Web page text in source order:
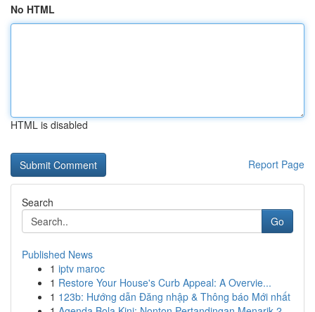
No HTML
HTML is disabled
Report Page
Search
Go
Published News
1 iptv maroc
1 Restore Your House's Curb Appeal: A Overvie...
1 123b: Hướng dẫn Đăng nhập & Thông báo Mới nhất